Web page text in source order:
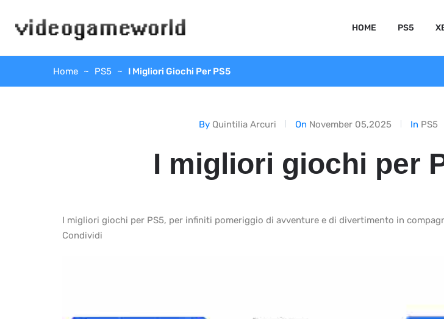
HOME PS5
Home PS5 I Migliori Giochi Per PS5
By Quintilia Arcuri On November 05,2025 In PS5
I migliori giochi per
I migliori giochi per PS5, per infiniti pomeriggio di avventure e di divertimento in
Condividi